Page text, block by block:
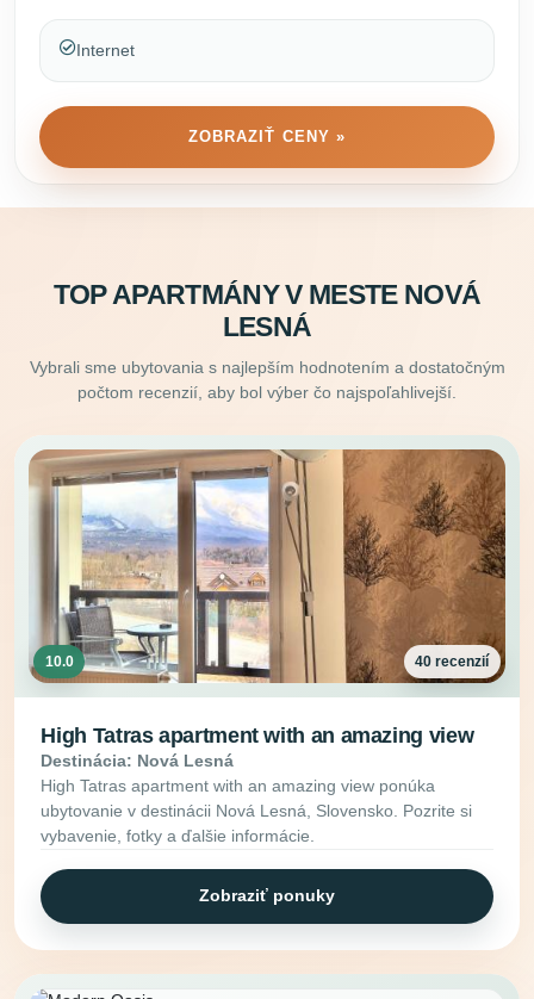
Internet
ZOBRAZIŤ CENY »
TOP APARTMÁNY V MESTE NOVÁ
LESNÁ
Vybrali sme ubytovania s najlepším hodnotením a dostatočným
počtom recenzií, aby bol výber čo najspoľahlivejší.
10.0 40 recenzií
High Tatras apartment with an amazing view
Destinácia: Nová Lesná
High Tatras apartment with an amazing view ponúka
ubytovanie v destinácii Nová Lesná, Slovensko. Pozrite si
vybavenie, fotky a ďalšie informácie.
Zobraziť ponuky